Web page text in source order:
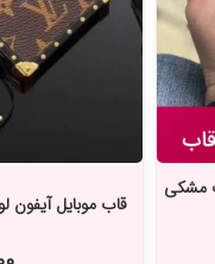
مشکی
قاب موبایل آیفون